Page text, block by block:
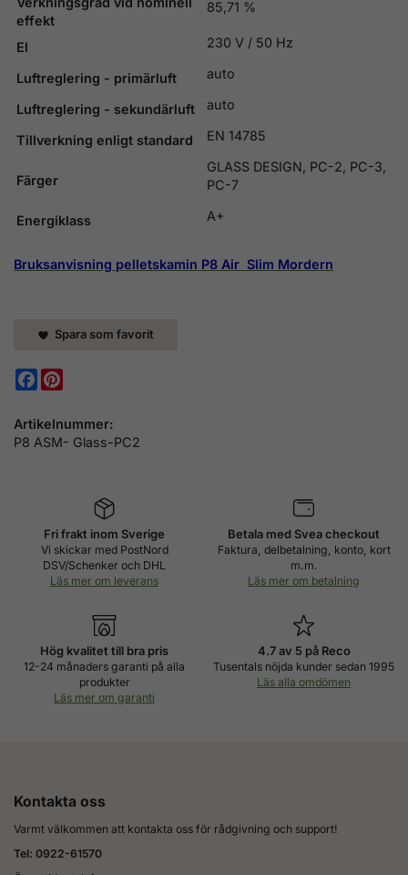
Spara som favorit
Facebook
Artikelnummer:
P8 ASM- Glass-PC2
effekt
85,71 %
El 230 V / 50 Hz
Luftreglering - primärluft auto
Luftreglering - sekundärluft auto
Tillverkning enligt standard EN 14785
Färger
GLASS DESIGN, PC-2, PC-3,
PC-7
Energiklass A+
Bruksanvisning pelletskamin P8 Air Slim Mordern
Fri frakt inom Sverige
Vi skickar med PostNord
DSV/Schenker och DHL
Läs mer om leverans
Betala med Svea checkout
Faktura, delbetalning, konto, kort
m.m.
Läs mer om betalning
Hög kvalitet till bra pris
12-24 månaders garanti på alla
produkter
Läs mer om garanti
4.7 av 5 på Reco
Tusentals nöjda kunder sedan 1995
Läs alla omdömen
Kontakta oss
Varmt välkommen att kontakta oss för rådgivning och support!
Tel: 0922-61570